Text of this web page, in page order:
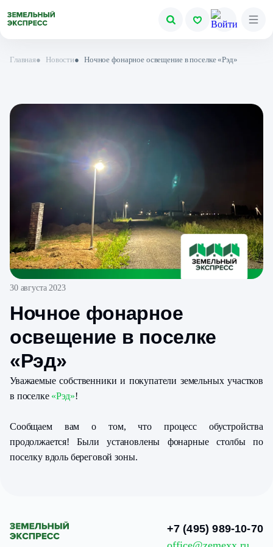
Главная● Новости● Ночное фонарное освещение в поселке «Рэд»
30 августа 2023
Ночное фонарное
освещение в поселке
«Рэд»
Уважаемые собственники и покупатели земельных участков
в поселке «Рэд»!
Сообщаем вам о том, что процесс обустройства
продолжается! Были установлены фонарные столбы по
поселку вдоль береговой зоны.
+7 (495) 989-10-70